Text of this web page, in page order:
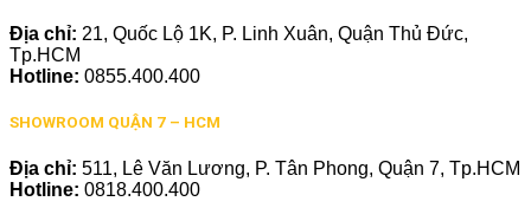
Địa chỉ: 21, Quốc Lộ 1K, P. Linh Xuân, Quận Thủ Đức,
Tp.HCM
Hotline: 0855.400.400
SHOWROOM QUẬN 7 – HCM
Địa chỉ: 511, Lê Văn Lương, P. Tân Phong, Quận 7, Tp.HCM
Hotline: 0818.400.400